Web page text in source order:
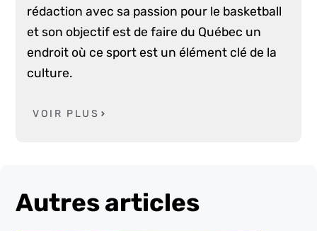
rédaction avec sa passion pour le basketball
et son objectif est de faire du Québec un
endroit où ce sport est un élément clé de la
culture.
VOIR PLUS
Autres articles